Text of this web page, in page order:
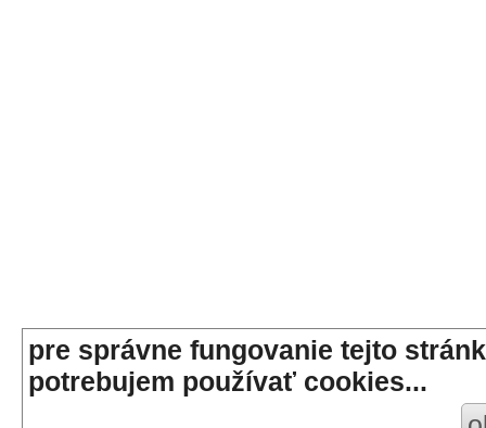
pre správne fungovanie tejto
potrebujem používať cookies...